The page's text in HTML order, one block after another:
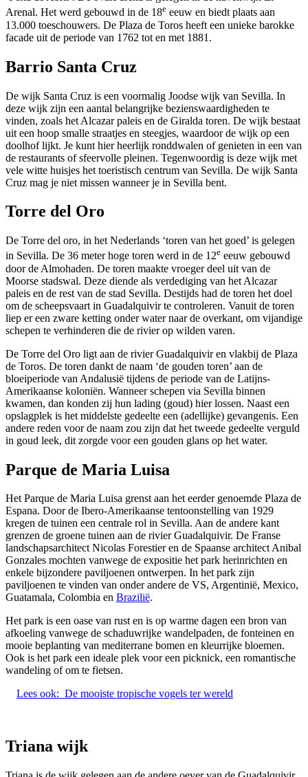
Arenal. Het werd gebouwd in de 18e eeuw en biedt plaats aan
13.000 toeschouwers. De Plaza de Toros heeft een unieke barokke
facade uit de periode van 1762 tot en met 1881.
Barrio Santa Cruz
De wijk Santa Cruz is een voormalig Joodse wijk van Sevilla. In
deze wijk zijn een aantal belangrijke bezienswaardigheden te
vinden, zoals het Alcazar paleis en de Giralda toren. De wijk bestaat
uit een hoop smalle straatjes en steegjes, waardoor de wijk op een
doolhof lijkt. Je kunt hier heerlijk ronddwalen of genieten in een van
de restaurants of sfeervolle pleinen. Tegenwoordig is deze wijk met
vele witte huisjes het toeristisch centrum van Sevilla. De wijk Santa
Cruz mag je niet missen wanneer je in Sevilla bent.
Torre del Oro
De Torre del oro, in het Nederlands ‘toren van het goed’ is gelegen
in Sevilla. De 36 meter hoge toren werd in de 12e eeuw gebouwd
door de Almohaden. De toren maakte vroeger deel uit van de
Moorse stadswal. Deze diende als verdediging van het Alcazar
paleis en de rest van de stad Sevilla. Destijds had de toren het doel
om de scheepsvaart in Guadalquivir te controleren. Vanuit de toren
liep er een zware ketting onder water naar de overkant, om vijandige
schepen te verhinderen die de rivier op wilden varen.
De Torre del Oro ligt aan de rivier Guadalquivir en vlakbij de Plaza
de Toros. De toren dankt de naam ‘de gouden toren’ aan de
bloeiperiode van Andalusië tijdens de periode van de Latijns-
Amerikaanse koloniën. Wanneer schepen via Sevilla binnen
kwamen, dan konden zij hun lading (goud) hier lossen. Naast een
opslagplek is het middelste gedeelte een (adellijke) gevangenis. Een
andere reden voor de naam zou zijn dat het tweede gedeelte verguld
in goud leek, dit zorgde voor een gouden glans op het water.
Parque de Maria Luisa
Het Parque de Maria Luisa grenst aan het eerder genoemde Plaza de
Espana. Door de Ibero-Amerikaanse tentoonstelling van 1929
kregen de tuinen een centrale rol in Sevilla. Aan de andere kant
grenzen de groene tuinen aan de rivier Guadalquivir. De Franse
landschapsarchitect Nicolas Forestier en de Spaanse architect Anibal
Gonzales mochten vanwege de expositie het park herinrichten en
enkele bijzondere paviljoenen ontwerpen. In het park zijn
paviljoenen te vinden van onder andere de VS, Argentinië, Mexico,
Guatamala, Colombia en Brazilië.
Het park is een oase van rust en is op warme dagen een bron van
afkoeling vanwege de schaduwrijke wandelpaden, de fonteinen en
mooie beplanting van mediterrane bomen en kleurrijke bloemen.
Ook is het park een ideale plek voor een picknick, een romantische
wandeling of om te fietsen.
Lees ook: De mooiste tropische vogels ter wereld
Triana wijk